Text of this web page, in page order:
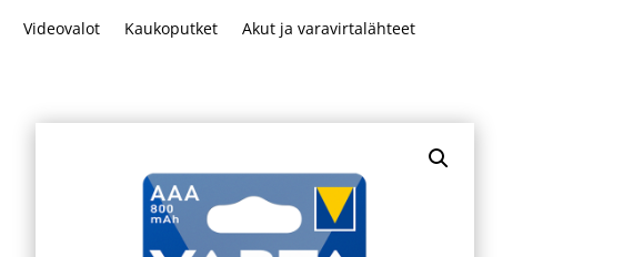
Videovalot Kaukoputket Akut ja varavirtalähteet